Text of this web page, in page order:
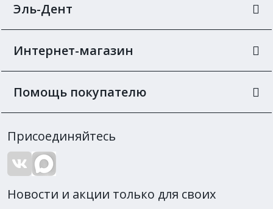
Эль-Дент
Интернет-магазин
Помощь покупателю
Присоединяйтесь
Новости и акции только для своих